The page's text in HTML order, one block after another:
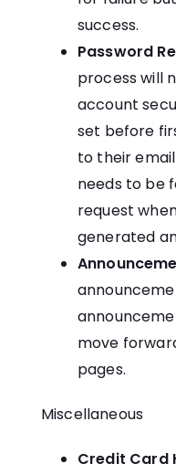
success.
Password
process will
account
set before
to their
needs to be
request
generated
move
pages.
Miscellaneous
Credit Card